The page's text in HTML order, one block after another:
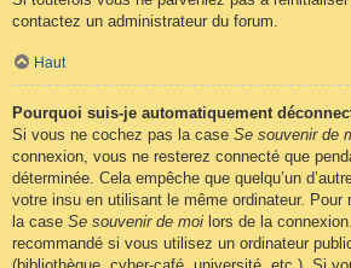
contactez un administrateur du forum.
Haut
Pourquoi suis-je automatiquement
Si vous ne cochez pas la case Se souvenir de
connexion, vous ne resterez connecté que
déterminée. Cela empêche que quelqu’un
votre insu en utilisant le même ordinateur. Pour
la case Se souvenir de moi lors de la
recommandé si vous utilisez un ordinateur